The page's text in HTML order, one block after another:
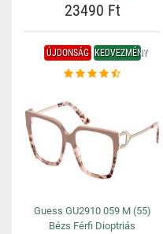
23490 Ft
ÚJDONSÁG KEDVEZMÉNY
Guess GU2910 059 M (55)
Bézs Férfi Dioptriás